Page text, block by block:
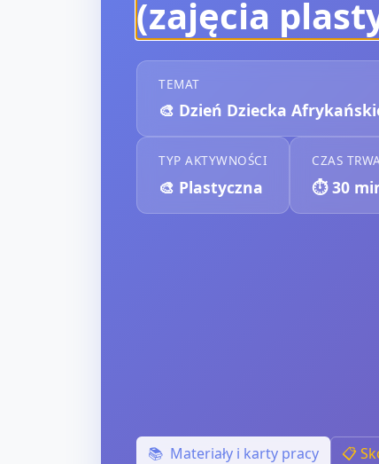
(zajęcia
TEMAT
🎨 Dzień Dziecka
TYP AKTYWNOŚCI
🎨 Plastyczna
CZAS
⏱️30
📚 Materiały i karty pracy 📋